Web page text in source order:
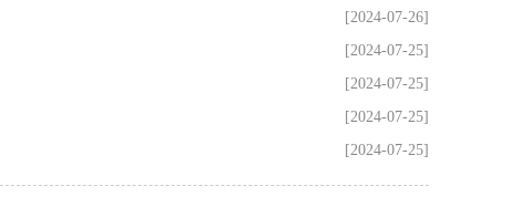
[2024-07-26]
[2024-07-25]
[2024-07-25]
[2024-07-25]
[2024-07-25]